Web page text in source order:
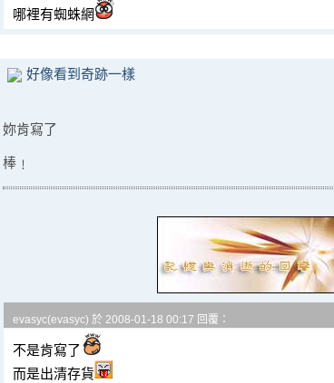
哪裡有蜘蛛網
好像看到奇跡一樣
妳肯寫了
棒﹗
evasyc(evasyc) 於 2008-01-18 00:17 回覆：
不是肯寫了
而是出清存貨